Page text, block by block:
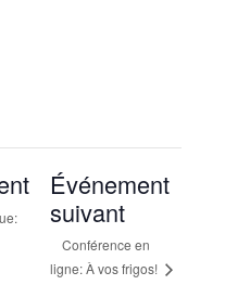
Événement
suivant
Conférence en
ligne: À vos frigos!